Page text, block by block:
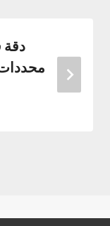
دقة
محددات